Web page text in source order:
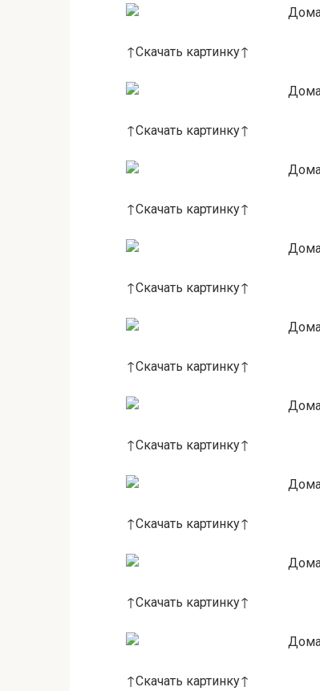
↑Скачать картинку↑
↑Скачать картинку↑
↑Скачать картинку↑
↑Скачать картинку↑
↑Скачать картинку↑
↑Скачать картинку↑
↑Скачать картинку↑
↑Скачать картинку↑
↑Скачать картинку↑